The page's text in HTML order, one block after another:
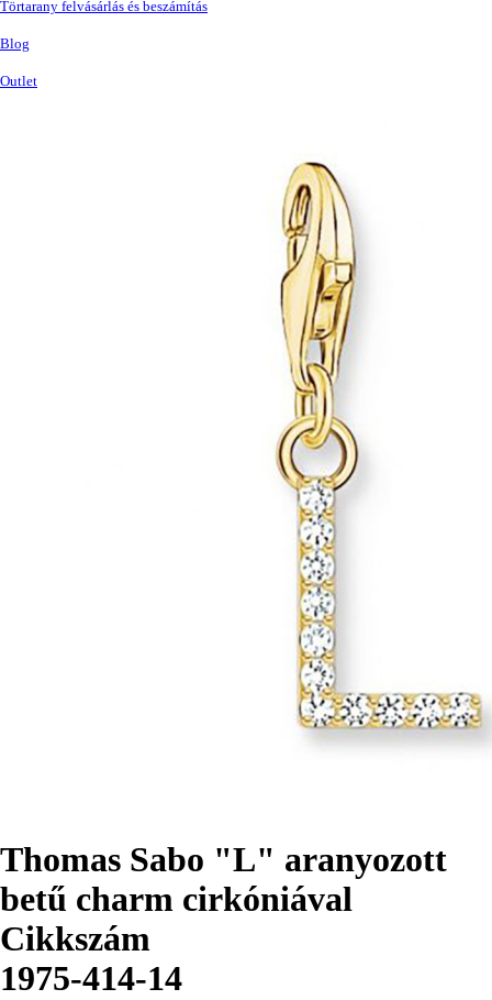
Törtarany felvásárlás és beszámítás
Blog
Outlet
Thomas Sabo "L" aranyozott
betű charm cirkóniával
Cikkszám
1975-414-14